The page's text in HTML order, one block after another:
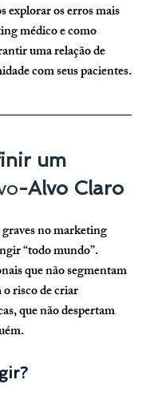
explorar os erros mais
médico e como
uma relação de
com seus pacientes.
um
-Alvo Claro
no marketing
“todo mundo”.
que não segmentam
risco de criar
que não despertam